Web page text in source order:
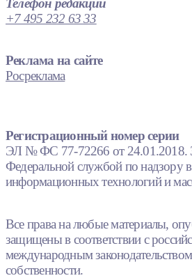
Телефон редакции
+7 495 232 63 33
Реклама на сайте
Росреклама
Регистрационный номер серии
ЭЛ № ФС 77-72266 от 24.01.2018.
Федеральной службой по надзору в
информационных технологий и
Все права на любые материалы,
защищены в соответствии с
международным
собственности.